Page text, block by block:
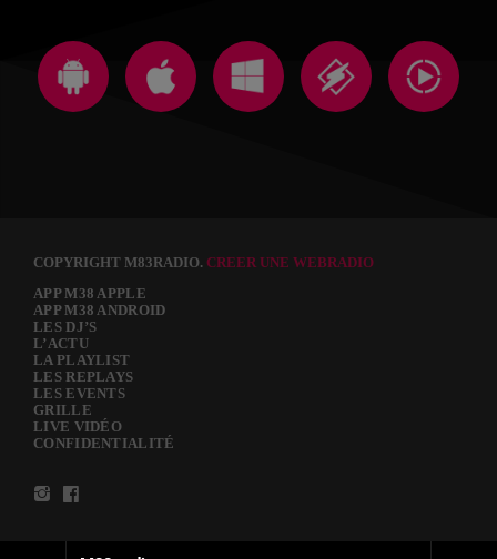
COPYRIGHT M83RADIO. CREER UNE WEBRADIO
APP M38 APPLE
APP M38 ANDROID
LES DJ’S
L’ACTU
LA PLAYLIST
LES REPLAYS
LES EVENTS
GRILLE
LIVE VIDÉO
CONFIDENTIALITÉ